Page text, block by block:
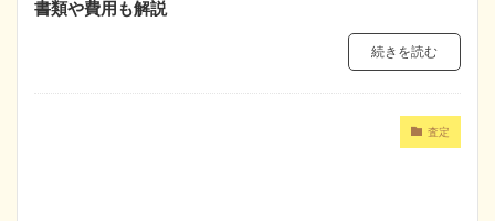
書類や費用も解説
続きを読む
査定